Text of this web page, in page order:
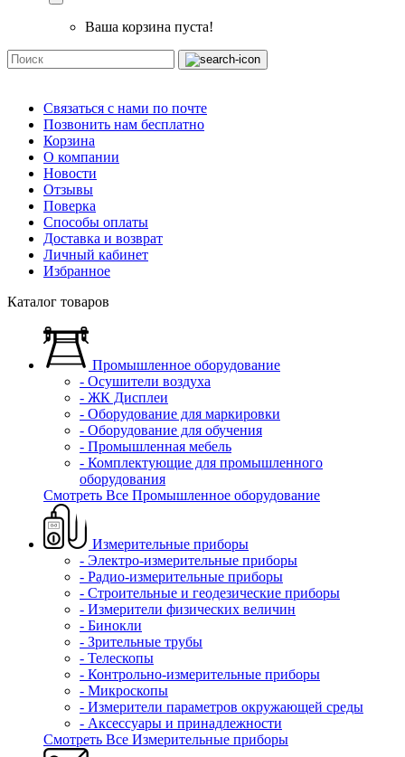
Ваша корзина пуста!
Связаться с нами по почте
Позвонить нам бесплатно
Корзина
О компании
Новости
Отзывы
Поверка
Способы оплаты
Доставка и возврат
Личный кабинет
Избранное
Каталог товаров
Промышленное оборудование
- Осушители воздуха
- ЖК Дисплеи
- Оборудование для маркировки
- Оборудование для обучения
- Промышленная мебель
- Комплектующие для промышленного
оборудования
Смотреть Все Промышленное оборудование
Измерительные приборы
- Электро-измерительные приборы
- Радио-измерительные приборы
- Строительные и геодезические приборы
- Измерители физических величин
- Бинокли
- Зрительные трубы
- Телескопы
- Контрольно-измерительные приборы
- Микроскопы
- Измерители параметров окружающей среды
- Аксессуары и принадлежности
Смотреть Все Измерительные приборы